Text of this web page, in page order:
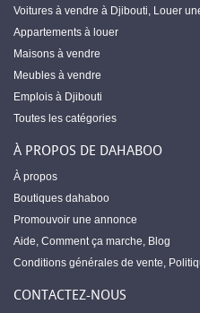
Voitures à vendre à Djibouti, Louer
Appartements à louer
Maisons à vendre
Meubles à vendre
Emplois à Djibouti
Toutes les catégories
À PROPOS DE DAHABOO
À propos
Boutiques dahaboo
Promouvoir une annonce
Aide, Comment ça marche, Blog
Conditions générales de vente,
CONTACTEZ-NOUS